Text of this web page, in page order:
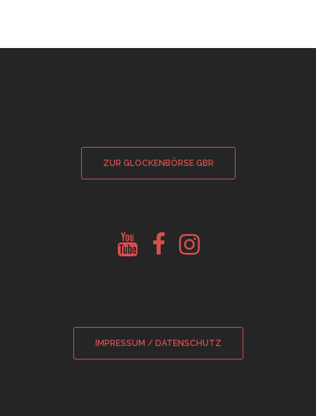
ZUR GLOCKENBÖRSE GBR
Youtube
Glockenberatung
Facebook
Glockenbörse
Instagram
Glockenbörse
IMPRESSUM / DATENSCHUTZ